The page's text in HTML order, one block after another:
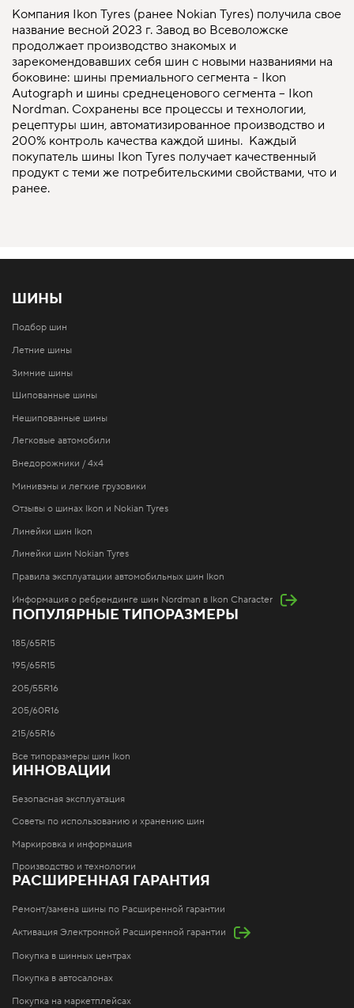
Компания Ikon Tyres (ранее Nokian Tyres) получила свое
название весной 2023 г. Завод во Всеволожске
продолжает производство знакомых и
зарекомендовавших себя шин с новыми названиями на
боковине: шины премиального сегмента - Ikon
Autograph и шины среднеценового сегмента – Ikon
Nordman. Сохранены все процессы и технологии,
рецептуры шин, автоматизированное производство и
200% контроль качества каждой шины. Каждый
покупатель шины Ikon Tyres получает качественный
продукт с теми же потребительскими свойствами, что и
ранее.
ШИНЫ
Подбор шин
Летние шины
Зимние шины
Шипованные шины
Нешипованные шины
Легковые автомобили
Внедорожники / 4x4
Минивэны и легкие грузовики
Отзывы о шинах Ikon и Nokian Tyres
Линейки шин Ikon
Линейки шин Nokian Tyres
Правила эксплуатации автомобильных шин Ikon
Информация о ребрендинге шин Nordman в Ikon Character
ПОПУЛЯРНЫЕ ТИПОРАЗМЕРЫ
185/65R15
195/65R15
205/55R16
205/60R16
215/65R16
Все типоразмеры шин Ikon
ИННОВАЦИИ
Безопасная эксплуатация
Советы по использованию и хранению шин
Маркировка и информация
Производство и технологии
РАСШИРЕННАЯ ГАРАНТИЯ
Ремонт/замена шины по Расширенной гарантии
Активация Электронной Расширенной гарантии
Покупка в шинных центрах
Покупка в автосалонах
Покупка на маркетплейсах